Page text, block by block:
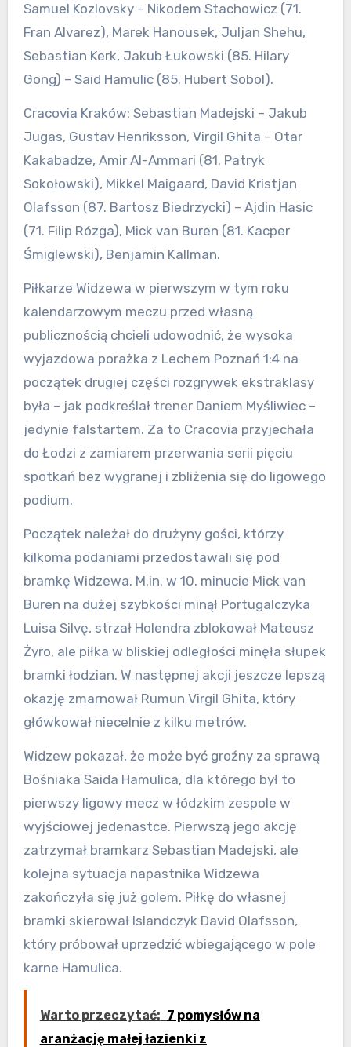
Samuel Kozlovsky – Nikodem Stachowicz (71.
Fran Alvarez), Marek Hanousek, Juljan Shehu,
Sebastian Kerk, Jakub Łukowski (85. Hilary
Gong) – Said Hamulic (85. Hubert Sobol).
Cracovia Kraków: Sebastian Madejski – Jakub
Jugas, Gustav Henriksson, Virgil Ghita – Otar
Kakabadze, Amir Al-Ammari (81. Patryk
Sokołowski), Mikkel Maigaard, David Kristjan
Olafsson (87. Bartosz Biedrzycki) – Ajdin Hasic
(71. Filip Rózga), Mick van Buren (81. Kacper
Śmiglewski), Benjamin Kallman.
Piłkarze Widzewa w pierwszym w tym roku
kalendarzowym meczu przed własną
publicznością chcieli udowodnić, że wysoka
wyjazdowa porażka z Lechem Poznań 1:4 na
początek drugiej części rozgrywek ekstraklasy
była – jak podkreślał trener Daniem Myśliwiec –
jedynie falstartem. Za to Cracovia przyjechała
do Łodzi z zamiarem przerwania serii pięciu
spotkań bez wygranej i zbliżenia się do ligowego
podium.
Początek należał do drużyny gości, którzy
kilkoma podaniami przedostawali się pod
bramkę Widzewa. M.in. w 10. minucie Mick van
Buren na dużej szybkości minął Portugalczyka
Luisa Silvę, strzał Holendra zblokował Mateusz
Żyro, ale piłka w bliskiej odległości minęła słupek
bramki łodzian. W następnej akcji jeszcze lepszą
okazję zmarnował Rumun Virgil Ghita, który
główkował niecelnie z kilku metrów.
Widzew pokazał, że może być groźny za sprawą
Bośniaka Saida Hamulica, dla którego był to
pierwszy ligowy mecz w łódzkim zespole w
wyjściowej jedenastce. Pierwszą jego akcję
zatrzymał bramkarz Sebastian Madejski, ale
kolejna sytuacja napastnika Widzewa
zakończyła się już golem. Piłkę do własnej
bramki skierował Islandczyk David Olafsson,
który próbował uprzedzić wbiegającego w pole
karne Hamulica.
Warto przeczytać: 7 pomysłów na
aranżację małej łazienki z